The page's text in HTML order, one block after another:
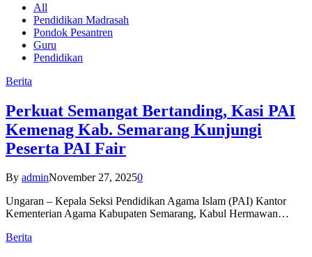
All
Pendidikan Madrasah
Pondok Pesantren
Guru
Pendidikan
Berita
Perkuat Semangat Bertanding, Kasi PAI
Kemenag Kab. Semarang Kunjungi
Peserta PAI Fair
By adminNovember 27, 20250
Ungaran – Kepala Seksi Pendidikan Agama Islam (PAI) Kantor
Kementerian Agama Kabupaten Semarang, Kabul Hermawan…
Berita